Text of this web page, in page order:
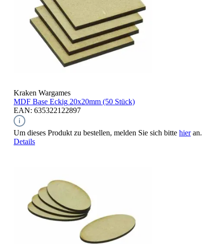
Kraken Wargames
MDF Base Eckig 20x20mm (50 Stück)
EAN: 635322122897
Um dieses Produkt zu bestellen, melden Sie sich bitte hieran.
Details